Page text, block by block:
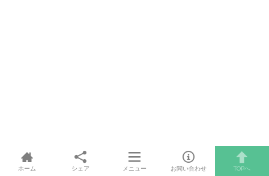
ホーム シェア メニュー お問い合わせ TOPへ